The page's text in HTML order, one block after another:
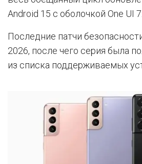
Android 15 с оболочкой One UI 7.
Последние патчи
2026, после чего серия была
из списка поддерживаемых